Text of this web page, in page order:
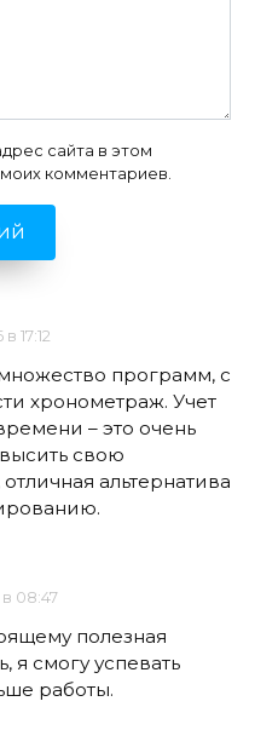
сайта в этом
комментариев.
17:12
программ, с
хронометраж. Учет
– это очень
свою
альтернатива
08:47
полезная
я смогу успевать
работы.